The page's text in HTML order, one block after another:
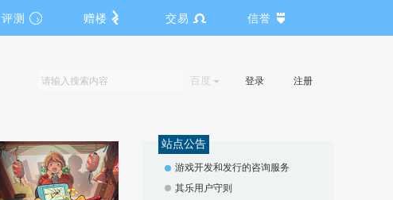
评测 赠楼 交易 信誉
百度 登录 注册
站点公告
游戏开发和发行的咨询服务
其乐用户守则